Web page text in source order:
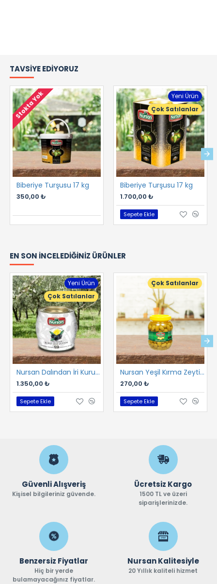
TAVSIYE EDIYORUZ
Stokta Yok
Biberiye Turşusu 17 kg
350,00 ₺
Yeni Ürün
Çok Satılanlar
Biberiye Turşusu 17 kg
1.700,00 ₺
Sepete Ekle
EN SON İNCELEDIĞINIZ ÜRÜNLER
Yeni Ürün
Çok Satılanlar
Nursan Dalından İri Kuru Gemlik Sele 2 kg
1.350,00 ₺
Sepete Ekle
Çok Satılanlar
Nursan Yeşil Kırma Zeytin 1 kg
270,00 ₺
Sepete Ekle
Güvenli Alışveriş
Kişisel bilgileriniz güvende.
Ücretsiz Kargo
1500 TL ve üzeri
siparişlerinizde.
Benzersiz Fiyatlar
Hiç bir yerde
bulamayacağınız fiyatlar.
Nursan Kalitesiyle
20 Yıllık kaliteli hizmet